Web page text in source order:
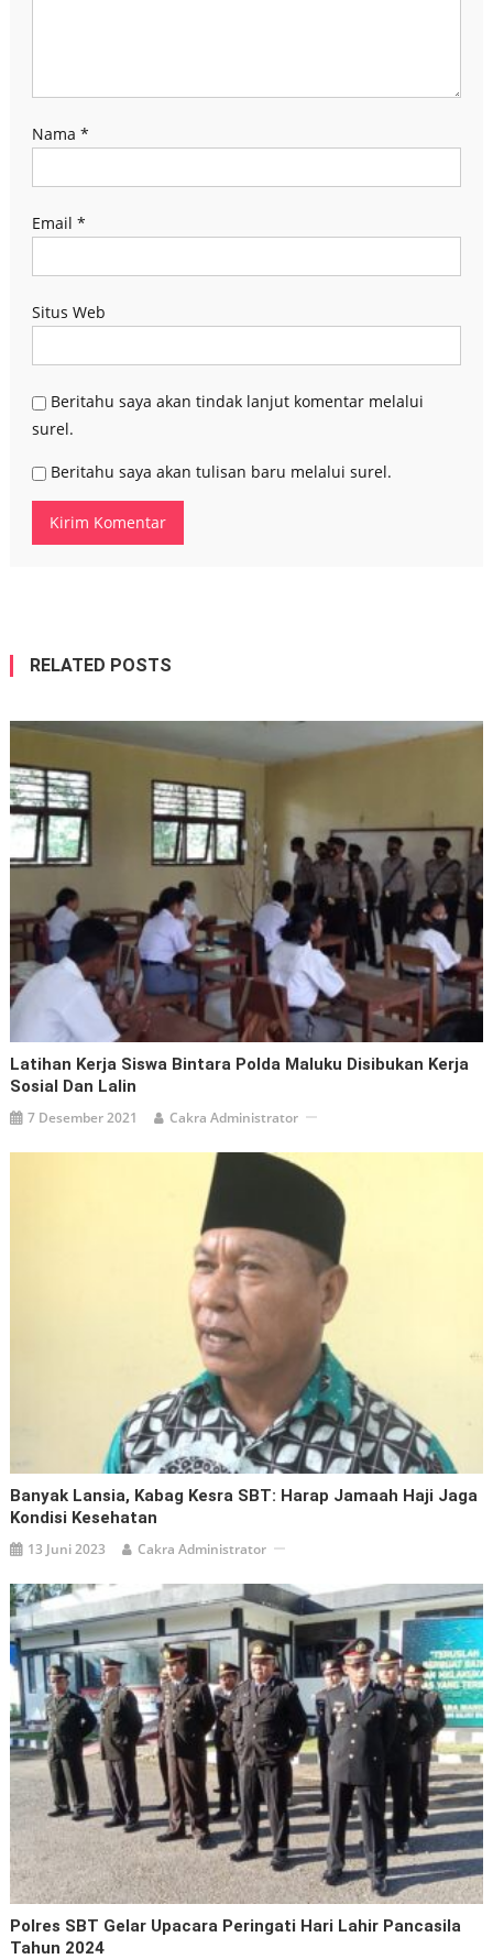
Nama *
Email *
Situs Web
Beritahu saya akan tindak lanjut komentar melalui
surel.
Beritahu saya akan tulisan baru melalui surel.
RELATED POSTS
Latihan Kerja Siswa Bintara Polda Maluku Disibukan Kerja
Sosial Dan Lalin
7 Desember 2021 Cakra Administrator
Banyak Lansia, Kabag Kesra SBT: Harap Jamaah Haji Jaga
Kondisi Kesehatan
13 Juni 2023 Cakra Administrator
Polres SBT Gelar Upacara Peringati Hari Lahir Pancasila
Tahun 2024